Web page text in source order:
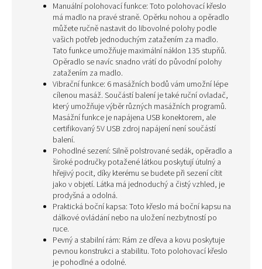
Manuální polohovací funkce: Toto polohovací křeslo
má madlo na pravé straně. Opěrku nohou a opěradlo
můžete ručně nastavit do libovolné polohy podle
vašich potřeb jednoduchým zatažením za madlo.
Tato funkce umožňuje maximální náklon 135 stupňů.
Opěradlo se navíc snadno vrátí do původní polohy
zatažením za madlo.
Vibrační funkce: 6 masážních bodů vám umožní lépe
cílenou masáž. Součástí balení je také ruční ovladač,
který umožňuje výběr různých masážních programů.
Masážní funkce je napájena USB konektorem, ale
certifikovaný 5V USB zdroj napájení není součástí
balení.
Pohodlné sezení: Silně polstrované sedák, opěradlo a
široké područky potažené látkou poskytují útulný a
hřejivý pocit, díky kterému se budete při sezení cítit
jako v objetí. Látka má jednoduchý a čistý vzhled, je
prodyšná a odolná.
Praktická boční kapsa: Toto křeslo má boční kapsu na
dálkové ovládání nebo na uložení nezbytností po
ruce.
Pevný a stabilní rám: Rám ze dřeva a kovu poskytuje
pevnou konstrukci a stabilitu. Toto polohovací křeslo
je pohodlné a odolné.